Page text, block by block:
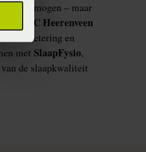
– maar
SC Heerenveen
en
met SlaapFysio,
de slaapkwaliteit